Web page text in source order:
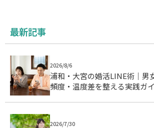
最新記事
2026/8/6
浦和・大宮の婚活LINE術｜男
頻度・温度差を整える実践ガ
2026/7/30